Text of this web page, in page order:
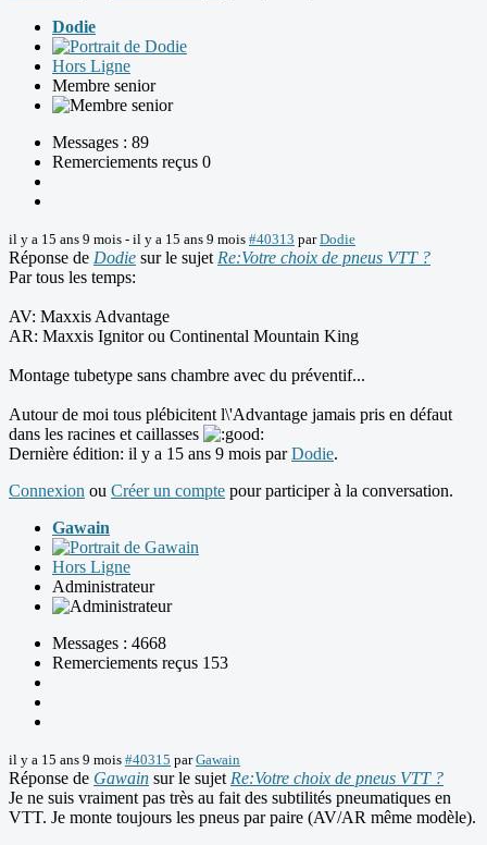
Dodie
Hors Ligne
Membre senior
Messages : 89
Remerciements reçus 0
il y a 15 ans 9 mois - il y a 15 ans 9 mois #40313 parDodie
Réponse de Dodie sur le sujet Re:Votre choix de pneus VTT ?
Par tous les temps:
AV: Maxxis Advantage
AR: Maxxis Ignitor ou Continental Mountain King
Montage tubetype sans chambre avec du préventif...
Autour de moi tous plébicitent l\'Advantage jamais pris en défaut
dans les racines et caillasses
Dernière édition: il y a 15 ans 9 mois parDodie.
Connexion ou Créer un compte pour participer à la conversation.
Gawain
Hors Ligne
Administrateur
Messages : 4668
Remerciements reçus 153
il y a 15 ans 9 mois #40315 parGawain
Réponse de Gawain sur le sujet Re:Votre choix de pneus VTT ?
Je ne suis vraiment pas très au fait des subtilités pneumatiques en
VTT. Je monte toujours les pneus par paire (AV/AR même modèle).